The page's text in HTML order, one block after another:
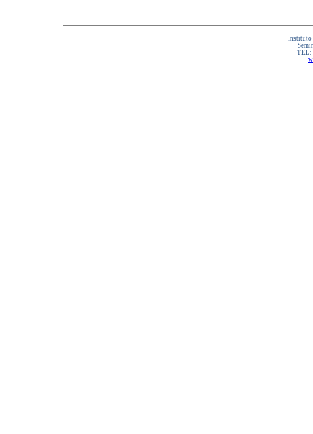
Instituto
TEL: